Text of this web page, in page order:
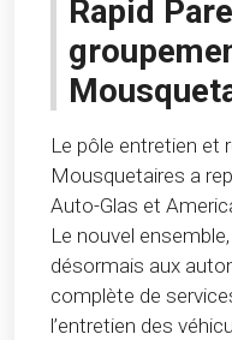
Rapid
Le pôle entretien et
Mousquetaires a
Auto-Glas et
Le nouvel
désormais aux
complète de
l’entretien des